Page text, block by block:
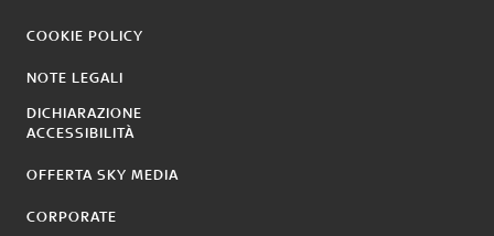
COOKIE POLICY
NOTE LEGALI
DICHIARAZIONE
ACCESSIBILITÀ
OFFERTA SKY MEDIA
CORPORATE